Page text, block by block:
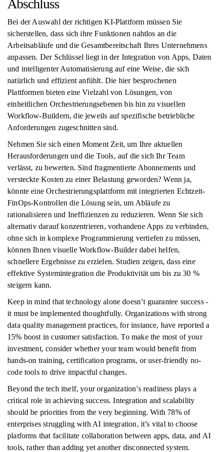
Abschluss
Bei der Auswahl der richtigen KI-Plattform müssen Sie
sicherstellen, dass sich ihre Funktionen nahtlos an die
Arbeitsabläufe und die Gesamtbereitschaft Ihres Unternehmens
anpassen. Der Schlüssel liegt in der Integration von Apps, Daten
und intelligenter Automatisierung auf eine Weise, die sich
natürlich und effizient anfühlt. Die hier besprochenen
Plattformen bieten eine Vielzahl von Lösungen, von
einheitlichen Orchestrierungsebenen bis hin zu visuellen
Workflow-Buildern, die jeweils auf spezifische betriebliche
Anforderungen zugeschnitten sind.
Nehmen Sie sich einen Moment Zeit, um Ihre aktuellen
Herausforderungen und die Tools, auf die sich Ihr Team
verlässt, zu bewerten. Sind fragmentierte Abonnements und
versteckte Kosten zu einer Belastung geworden? Wenn ja,
könnte eine Orchestrierungsplattform mit integrierten Echtzeit-
FinOps-Kontrollen die Lösung sein, um Abläufe zu
rationalisieren und Ineffizienzen zu reduzieren. Wenn Sie sich
alternativ darauf konzentrieren, vorhandene Apps zu verbinden,
ohne sich in komplexe Programmierung vertiefen zu müssen,
können Ihnen visuelle Workflow-Builder dabei helfen,
schnellere Ergebnisse zu erzielen. Studien zeigen, dass eine
effektive Systemintegration die Produktivität um bis zu 30 %
steigern kann.
Keep in mind that technology alone doesn’t guarantee success -
it must be implemented thoughtfully. Organizations with strong
data quality management practices, for instance, have reported a
15% boost in customer satisfaction. To make the most of your
investment, consider whether your team would benefit from
hands-on training, certification programs, or user-friendly no-
code tools to drive impactful changes.
Beyond the tech itself, your organization’s readiness plays a
critical role in achieving success. Integration and scalability
should be priorities from the very beginning. With 78% of
enterprises struggling with AI integration, it’s vital to choose
platforms that facilitate collaboration between apps, data, and AI
tools, rather than adding yet another disconnected system.